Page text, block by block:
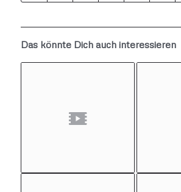
Das könnte Dich auch interessieren